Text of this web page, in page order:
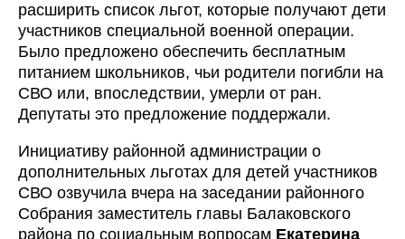
расширить список льгот, которые получают дети
участников специальной военной операции.
Было предложено обеспечить бесплатным
питанием школьников, чьи родители погибли на
СВО или, впоследствии, умерли от ран.
Депутаты это предложение поддержали.
Инициативу районной администрации о
дополнительных льготах для детей участников
СВО озвучила вчера на заседании районного
Собрания заместитель главы Балаковского
района по социальным вопросам Екатерина